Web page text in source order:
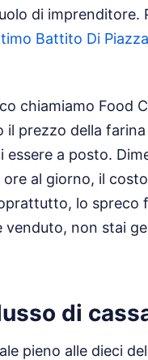
di imprenditore.
Battito Di
chiamiamo Food
prezzo della
a posto.
al giorno, il
lo spreco
non stai
di
pieno alle dieci